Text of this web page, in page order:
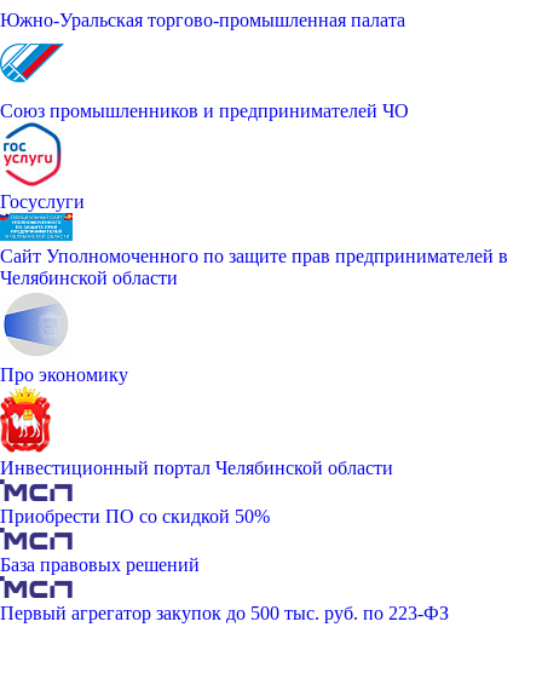
Южно-Уральская торгово-промышленная палата
Союз промышленников и предпринимателей ЧО
Госуслуги
Сайт Уполномоченного по защите прав предпринимателей в
Челябинской области
Про экономику
Инвестиционный портал Челябинской области
Приобрести ПО со скидкой 50%
База правовых решений
Первый агрегатор закупок до 500 тыс. руб. по 223-ФЗ